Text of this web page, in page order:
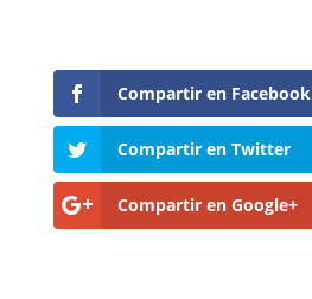
Compartir en Facebook
Compartir en Twitter
Compartir en Google+